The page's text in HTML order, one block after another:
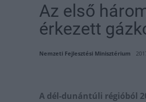
Az első
érkezett
Nemzeti Fejlesztési Minisztérium
A dél-dunántúli régióból